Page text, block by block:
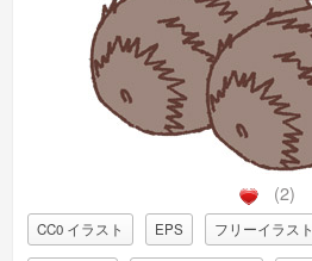
(2)
CC0 イラスト EPS フリーイラスト